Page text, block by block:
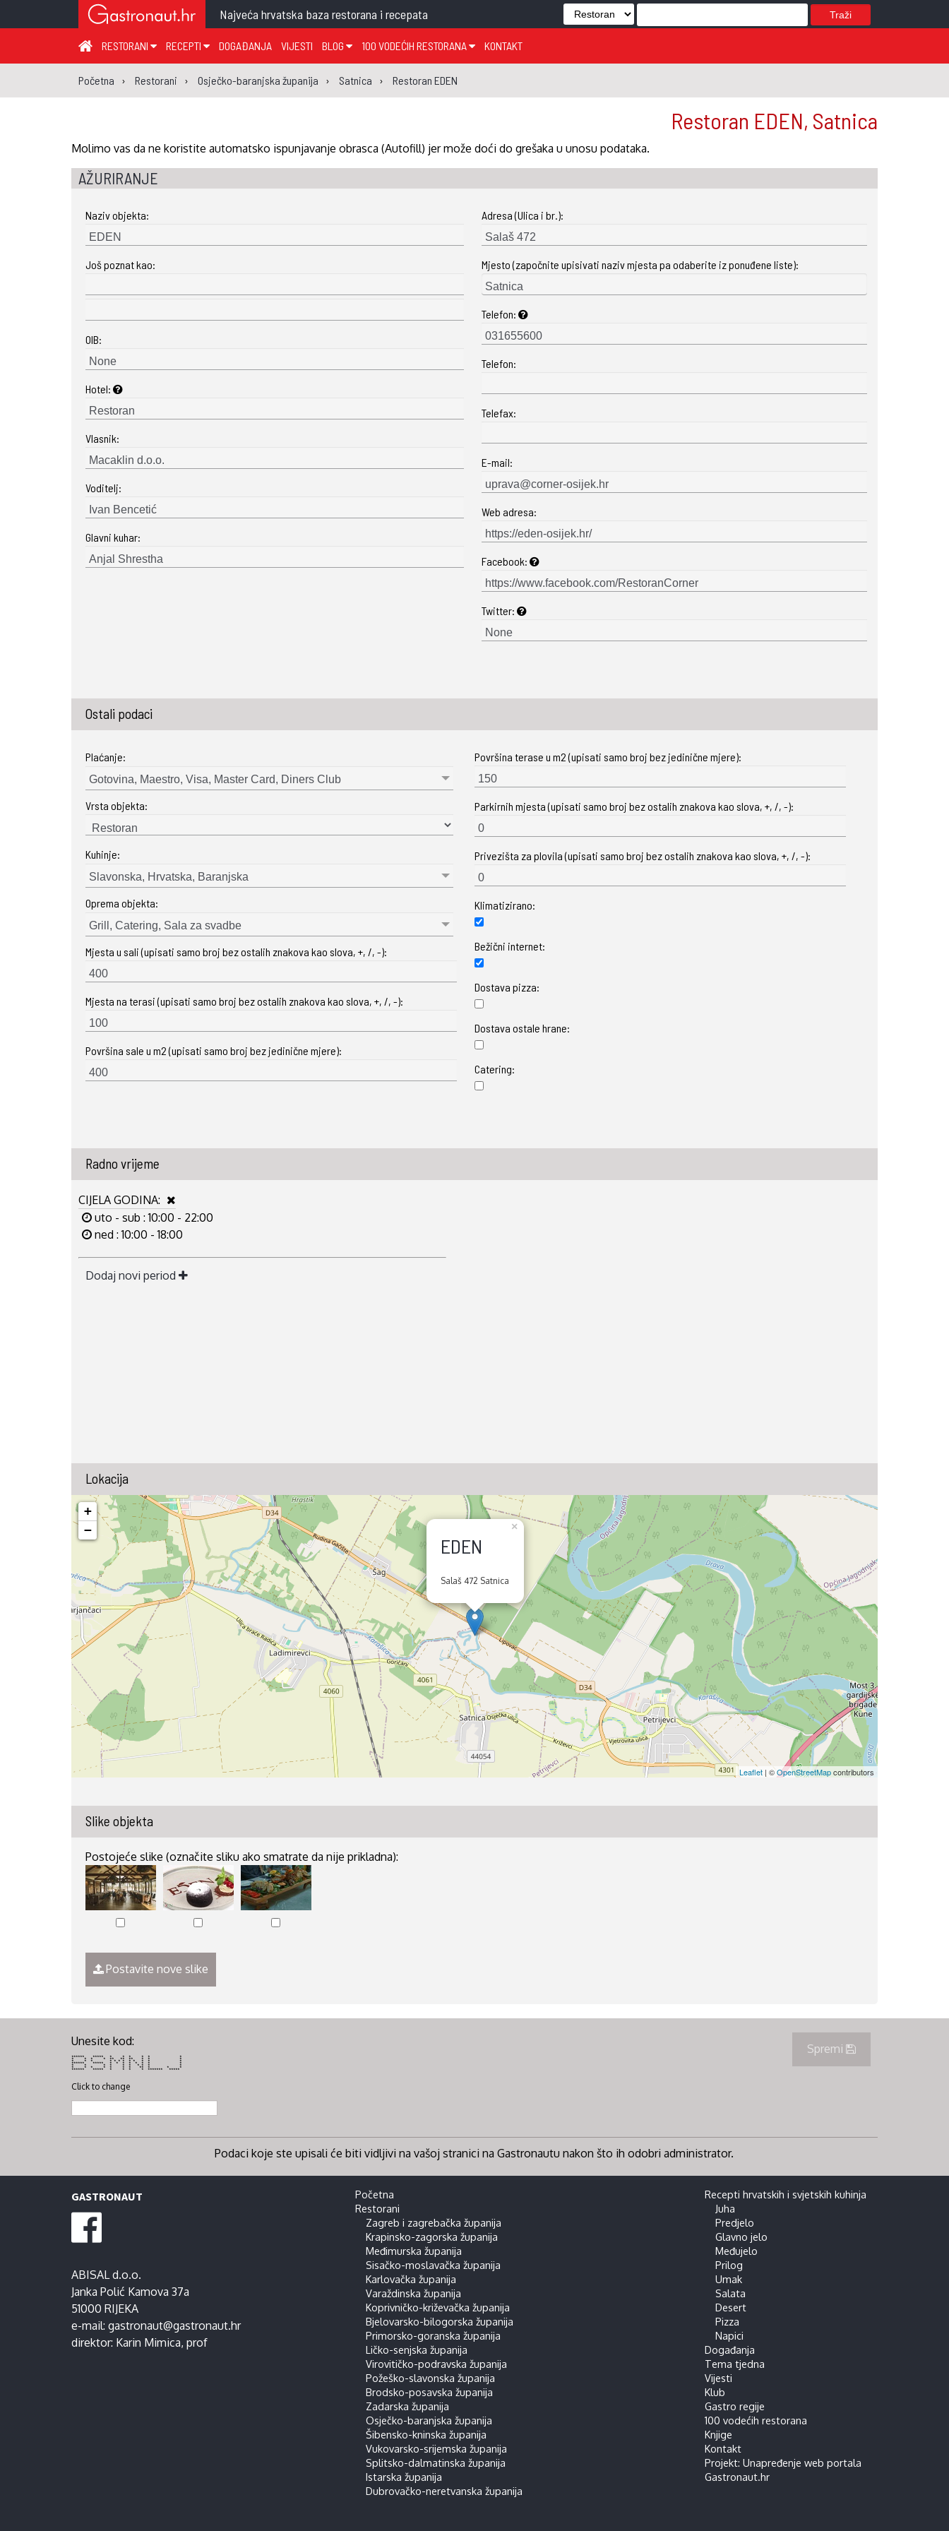
Najveća hrvatska baza restorana i recepata Traži
RESTORANI
ZAGREB I ZAGREBAČKA ŽUPANIJA
KRAPINSKO-ZAGORSKA ŽUPANIJA
MEĐIMURSKA ŽUPANIJA
SISAČKO-MOSLAVAČKA ŽUPANIJA
KOPRIVNIČKO-KRIŽEVAČKA ŽUPANIJA
BJELOVARSKO-BILOGORSKA ŽUPANIJA
PRIMORSKO-GORANSKA ŽUPANIJA
LIČKO-SENJSKA ŽUPANIJA
BRODSKO-POSAVSKA ŽUPANIJA
OSJEČKO-BARANJSKA ŽUPANIJA
ŠIBENSKO-KNINSKA ŽUPANIJA
VUKOVARSKO-SRIJEMSKA ŽUPANIJA
SPLITSKO-DALMATINSKA ŽUPANIJA
ISTARSKA ŽUPANIJA
DUBROVAČKO-NERETVANSKA ŽUPANIJA
RECEPTI
JUHA
PREDJELO
GLAVNO JELO
MEĐUJELO
SALATA
DESERT
PIZZA
NAPICI
DOGAĐANJA VIJESTI BLOG
TEMA TJEDNA
KLUB
GASTRO REGIJE
100 VODEĆIH RESTORANA
GLASANJE KNJIGE
KONTAKT
Početna Restorani Osječko-baranjska županija Satnica Restoran EDEN
Restoran EDEN, Satnica
Molimo vas da ne koristite automatsko ispunjavanje obrasca (Autofill) jer može doći do grešaka u unosu podataka.
AŽURIRANJE
Naziv objekta:
Još poznat kao:
OIB:
Hotel:
Vlasnik:
Voditelj:
Glavni kuhar:
Adresa (Ulica i br.):
Mjesto (započnite upisivati naziv mjesta pa odaberite iz ponuđene liste):
Telefon:
Telefon:
Telefax:
E-mail:
Web adresa:
Facebook:
Twitter:
Ostali podaci
Plaćanje:
Gotovina, Maestro, Visa, Master Card, Diners Club
Vrsta objekta:
Kuhinje:
Slavonska, Hrvatska, Baranjska
Oprema objekta:
Grill, Catering, Sala za svadbe
Mjesta u sali (upisati samo broj bez ostalih znakova kao slova, +, /, -):
Mjesta na terasi (upisati samo broj bez ostalih znakova kao slova, +, /, -):
Površina sale u m2 (upisati samo broj bez jedinične mjere):
Površina terase u m2 (upisati samo broj bez jedinične mjere):
Parkirnih mjesta (upisati samo broj bez ostalih znakova kao slova, +, /, -):
Privezišta za plovila (upisati samo broj bez ostalih znakova kao slova, +, /, -):
Klimatizirano:
Bežični internet:
Dostava pizza:
Dostava ostale hrane:
Catering:
Radno vrijeme
CIJELA GODINA:
uto - sub : 10:00 - 22:00
ned : 10:00 - 18:00
Dodaj novi period
Lokacija
EDEN
Salaš 472 Satnica
×
+
−
Leaflet | ©OpenStreetMapcontributors
Slike objekta
Postojeće slike (označite sliku ako smatrate da nije prikladna):
Postavite nove slike
Spremi
Unesite kod:
****** ***** * * * * * *
* * * * ** ** ** * * *
* * * * * * * * * * * *
****** ***** * * * * * * * *
* * * * * * * * * *
* * * * * * * ** * * *
****** ***** * * * * ******* *****
Click to change
Podaci koje ste upisali će biti vidljivi na vašoj stranici na Gastronautu nakon što ih odobri administrator.
GASTRONAUT
ABISAL d.o.o.
Janka Polić Kamova 37a
51000 RIJEKA
e-mail: gastronaut@gastronaut.hr
direktor: Karin Mimica, prof
Početna
Restorani
Zagreb i zagrebačka županija
Krapinsko-zagorska županija
Međimurska županija
Sisačko-moslavačka županija
Karlovačka županija
Varaždinska županija
Koprivničko-križevačka županija
Bjelovarsko-bilogorska županija
Primorsko-goranska županija
Ličko-senjska županija
Virovitičko-podravska županija
Požeško-slavonska županija
Brodsko-posavska županija
Zadarska županija
Osječko-baranjska županija
Šibensko-kninska županija
Vukovarsko-srijemska županija
Splitsko-dalmatinska županija
Istarska županija
Dubrovačko-neretvanska županija
Recepti hrvatskih i svjetskih kuhinja
Juha
Predjelo
Glavno jelo
Međujelo
Prilog
Umak
Salata
Desert
Pizza
Napici
Događanja
Tema tjedna
Vijesti
Klub
Gastro regije
100 vodećih restorana
Knjige
Kontakt
Projekt: Unapređenje web portala
Gastronaut.hr